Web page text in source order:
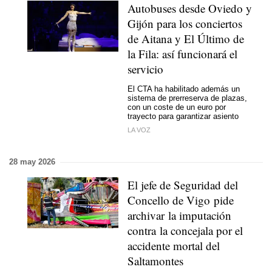
Autobuses desde Oviedo y
Gijón para los conciertos
de Aitana y El Último de
la Fila: así funcionará el
servicio
El CTA ha habilitado además un
sistema de prerreserva de plazas,
con un coste de un euro por
trayecto para garantizar asiento
LA VOZ
28 may 2026
El jefe de Seguridad del
Concello de Vigo pide
archivar la imputación
contra la concejala por el
accidente mortal del
Saltamontes